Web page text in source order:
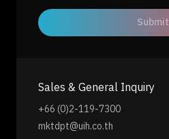
Submit
Sales & General Inquiry
+66 (0)2-119-7300
mktdpt@uih.co.th